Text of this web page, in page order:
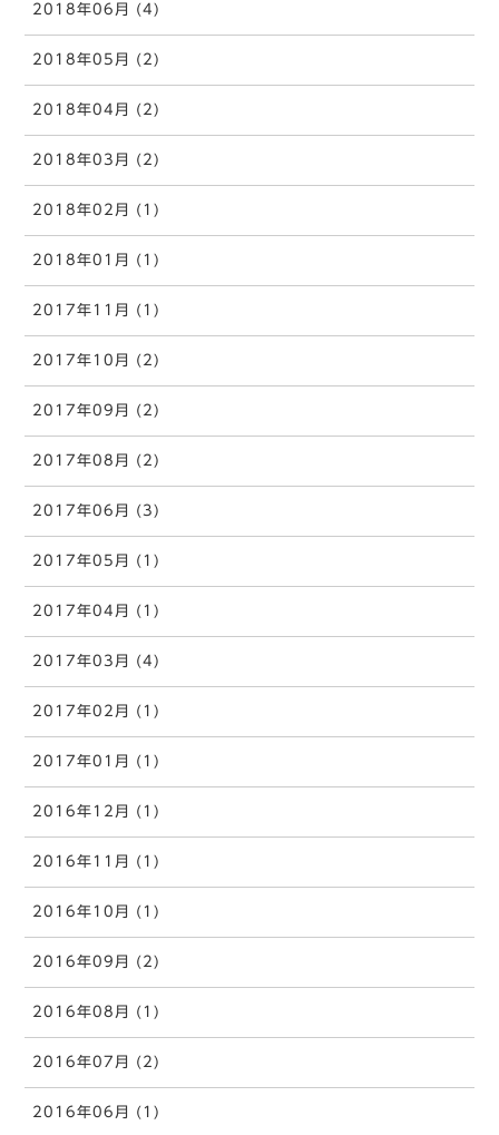
2018年06月 (4)
2018年05月 (2)
2018年04月 (2)
2018年03月 (2)
2018年02月 (1)
2018年01月 (1)
2017年11月 (1)
2017年10月 (2)
2017年09月 (2)
2017年08月 (2)
2017年06月 (3)
2017年05月 (1)
2017年04月 (1)
2017年03月 (4)
2017年02月 (1)
2017年01月 (1)
2016年12月 (1)
2016年11月 (1)
2016年10月 (1)
2016年09月 (2)
2016年08月 (1)
2016年07月 (2)
2016年06月 (1)